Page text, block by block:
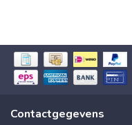
Contactgegevens